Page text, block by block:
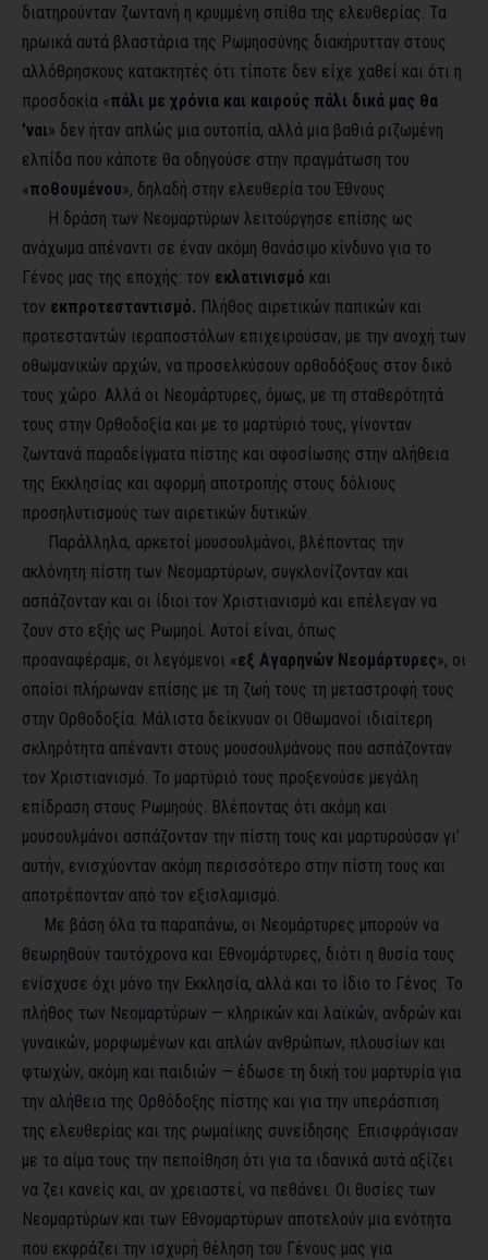
διατηρούνταν ζωντανή η κρυμμένη σπίθα της ελευθερίας. Τα
ηρωικά αυτά βλαστάρια της Ρωμηοσύνης διακήρυτταν στους
αλλόθρησκους κατακτητές ότι τίποτε δεν είχε χαθεί και ότι η
προσδοκία «πάλι με χρόνια και καιρούς πάλι δικά μας θα
’ναι» δεν ήταν απλώς μια ουτοπία, αλλά μια βαθιά ριζωμένη
ελπίδα που κάποτε θα οδηγούσε στην πραγμάτωση του
«ποθουμένου», δηλαδή στην ελευθερία του Έθνους.
Η δράση των Νεομαρτύρων λειτούργησε επίσης ως
ανάχωμα απέναντι σε έναν ακόμη θανάσιμο κίνδυνο για το
Γένος μας της εποχής: τον εκλατινισμό και
τον εκπροτεσταντισμό. Πλήθος αιρετικών παπικών και
προτεσταντών ιεραποστόλων επιχειρούσαν, με την ανοχή των
οθωμανικών αρχών, να προσελκύσουν ορθοδόξους στον δικό
τους χώρο. Αλλά οι Νεομάρτυρες, όμως, με τη σταθερότητά
τους στην Ορθοδοξία και με το μαρτύριό τους, γίνονταν
ζωντανά παραδείγματα πίστης και αφοσίωσης στην αλήθεια
της Εκκλησίας και αφορμή αποτροπής στους δόλιους
προσηλυτισμούς των αιρετικών δυτικών.
Παράλληλα, αρκετοί μουσουλμάνοι, βλέποντας την
ακλόνητη πίστη των Νεομαρτύρων, συγκλονίζονταν και
ασπάζονταν και οι ίδιοι τον Χριστιανισμό και επέλεγαν να
ζουν στο εξής ως Ρωμηοί. Αυτοί είναι, όπως
προαναφέραμε, οι λεγόμενοι «εξ Αγαρηνών Νεομάρτυρες», οι
οποίοι πλήρωναν επίσης με τη ζωή τους τη μεταστροφή τους
στην Ορθοδοξία. Μάλιστα δείκνυαν οι Οθωμανοί ιδιαίτερη
σκληρότητα απέναντι στους μουσουλμάνους που ασπάζονταν
τον Χριστιανισμό. Το μαρτύριό τους προξενούσε μεγάλη
επίδραση στους Ρωμηούς. Βλέποντας ότι ακόμη και
μουσουλμάνοι ασπάζονταν την πίστη τους και μαρτυρούσαν γι’
αυτήν, ενισχύονταν ακόμη περισσότερο στην πίστη τους και
αποτρέπονταν από τον εξισλαμισμό.
Με βάση όλα τα παραπάνω, οι Νεομάρτυρες μπορούν να
θεωρηθούν ταυτόχρονα και Εθνομάρτυρες, διότι η θυσία τους
ενίσχυσε όχι μόνο την Εκκλησία, αλλά και το ίδιο το Γένος. Το
πλήθος των Νεομαρτύρων — κληρικών και λαϊκών, ανδρών και
γυναικών, μορφωμένων και απλών ανθρώπων, πλουσίων και
φτωχών, ακόμη και παιδιών — έδωσε τη δική του μαρτυρία για
την αλήθεια της Ορθόδοξης πίστης και για την υπεράσπιση
της ελευθερίας και της ρωμαίικης συνείδησης. Επισφράγισαν
με το αίμα τους την πεποίθηση ότι για τα ιδανικά αυτά αξίζει
να ζει κανείς και, αν χρειαστεί, να πεθάνει. Οι θυσίες των
Νεομαρτύρων και των Εθνομαρτύρων αποτελούν μια ενότητα
που εκφράζει την ισχυρή θέληση του Γένους μας για